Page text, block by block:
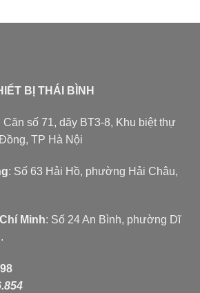
BỊ THÁI BÌNH
Căn số 71, dãy BT3-8, Khu biệt thự
TP Hà Nội
: Số 63 Hải Hồ, phường Hải Châu,
Minh: Số 24 An Bình, phường Dĩ